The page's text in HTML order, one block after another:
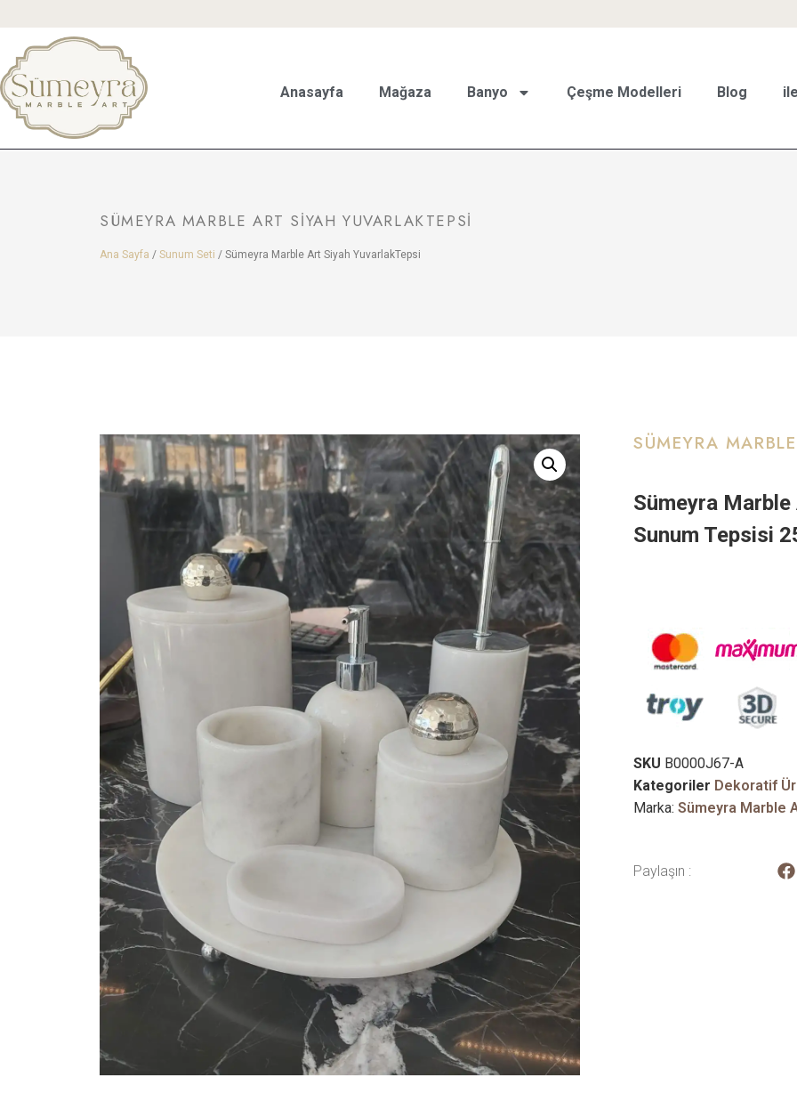
Anasayfa Mağaza Banyo Çeşme Modelleri Blog
SÜMEYRA MARBLE ART SIYAH YUVARLAKTEPSI
Ana Sayfa / Sunum Seti / Sümeyra Marble Art Siyah YuvarlakTepsi
SÜMEYRA
Sümeyra
Sunum Tepsisi
SKU B0000J67-A
Kategoriler Dekoratif
Marka: Sümeyra Marble
Paylaşın :